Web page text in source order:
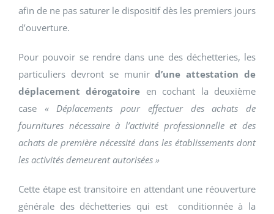
afin de ne pas saturer le dispositif dès les premiers jours
d’ouverture.
Pour pouvoir se rendre dans une des déchetteries, les
particuliers devront se munird’une attestation de
déplacement dérogatoire en cochant la deuxième
case « Déplacements pour effectuer des achats de
fournitures nécessaire à l’activité professionnelle et des
achats de première nécessité dans les établissements dont
les activités demeurent autorisées »
Cette étape est transitoire en attendant une réouverture
générale des déchetteries qui est conditionnée à la